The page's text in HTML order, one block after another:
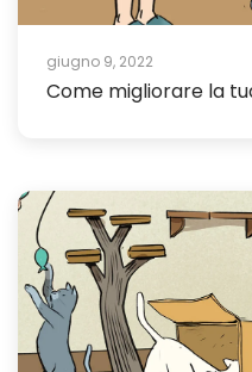
giugno 9, 2022
Come migliorare la